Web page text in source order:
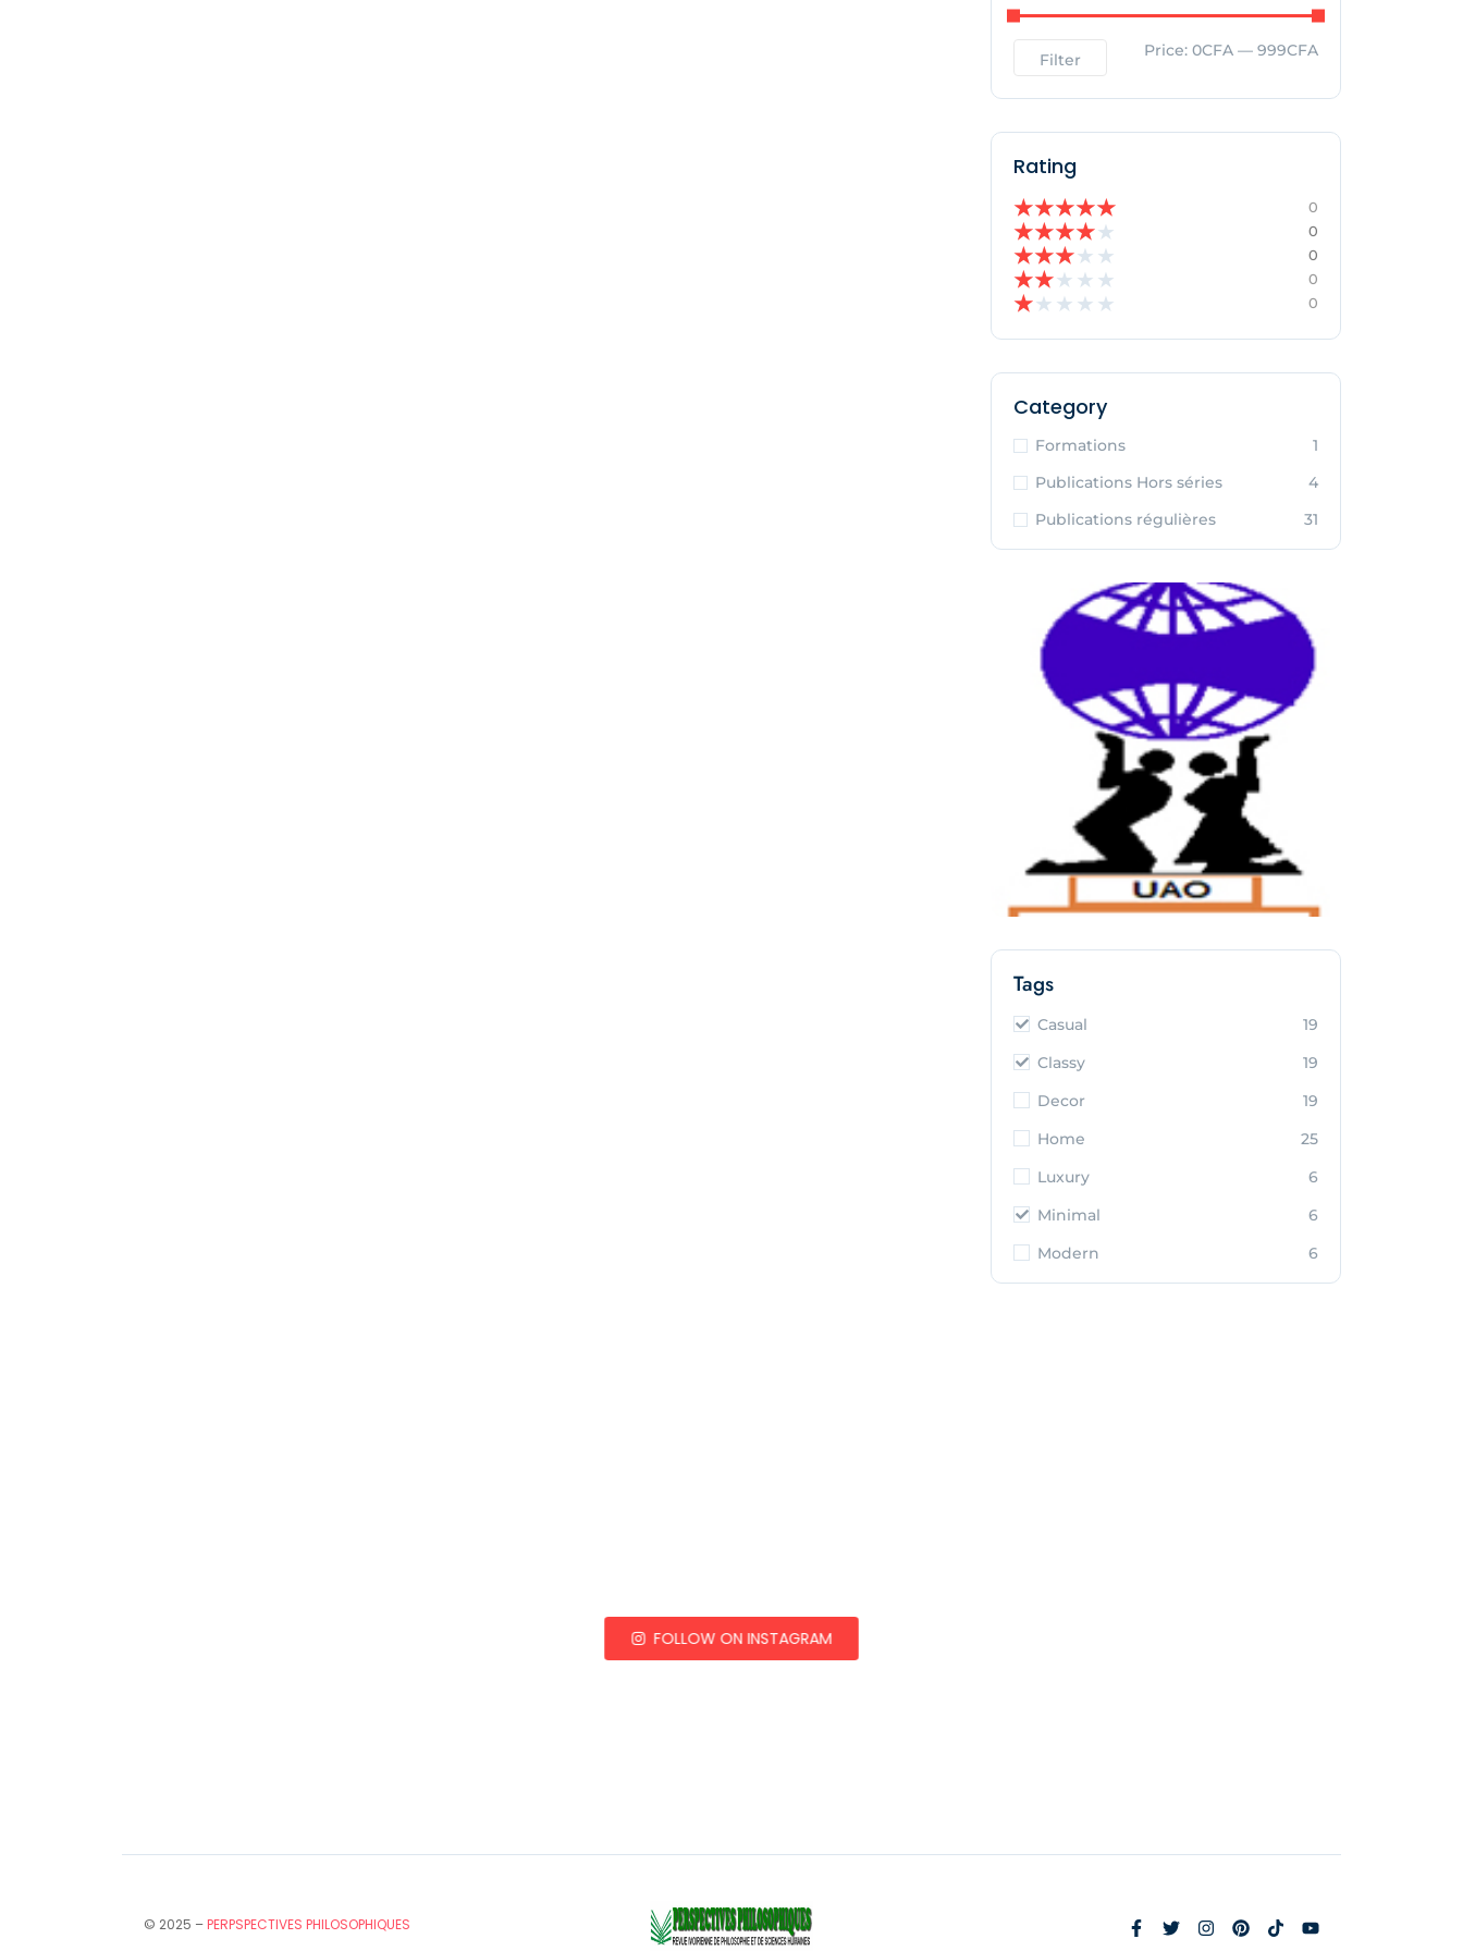
Filter Price: 0CFA — 999CFA
Rating
★★★★★ 0
★★★★★ 0
★★★★ ★ 0
★★★ ★ ★ 0
★★ ★ ★ ★ 0
Category
Formations
1
Publications Hors séries
4
Publications régulières
31
Tags
Casual
19
Classy
19
Decor
19
Home
25
Luxury
6
Minimal
6
Modern
6
FOLLOW ON INSTAGRAM
© 2025 –PERPSPECTIVES PHILOSOPHIQUES